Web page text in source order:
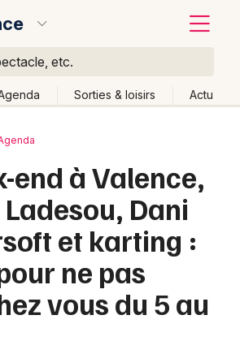
etc.
Sorties & loisirs Actu
end à Valence,
Dani
et karting :
ne pas
vous du 5 au
Changer de lieu
Effacer les dates
Ce week-end Autre